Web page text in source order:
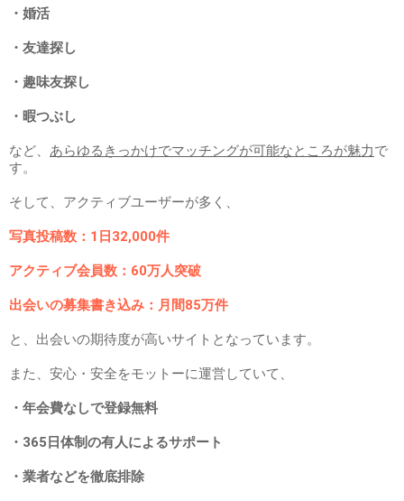
・婚活
・友達探し
・趣味友探し
・暇つぶし
など、 あらゆるきっかけでマッチングが可能なところが魅力で
す。
そして、アクティブユーザーが多く、
写真投稿数：1日32,000件
アクティブ会員数：60万人突破
出会いの募集書き込み：月間85万件
と、出会いの期待度が高いサイトとなっています。
また、安心・安全をモットーに運営していて、
・年会費なしで登録無料
・365日体制の有人によるサポート
・業者などを徹底排除